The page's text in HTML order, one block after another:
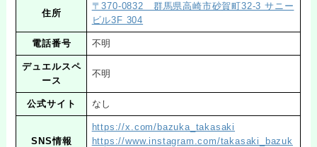
住所
〒370-0832 群馬県高崎市砂賀町32-3 サニー
ビル3F 304
電話番号 不明
デュエルスペ
ース
不明
公式サイト なし
SNS情報
https://x.com/bazuka_takasaki
https://www.instagram.com/takasaki_bazuk